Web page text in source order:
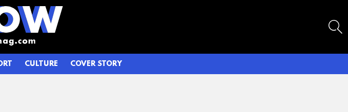
CULTURE COVER STORY